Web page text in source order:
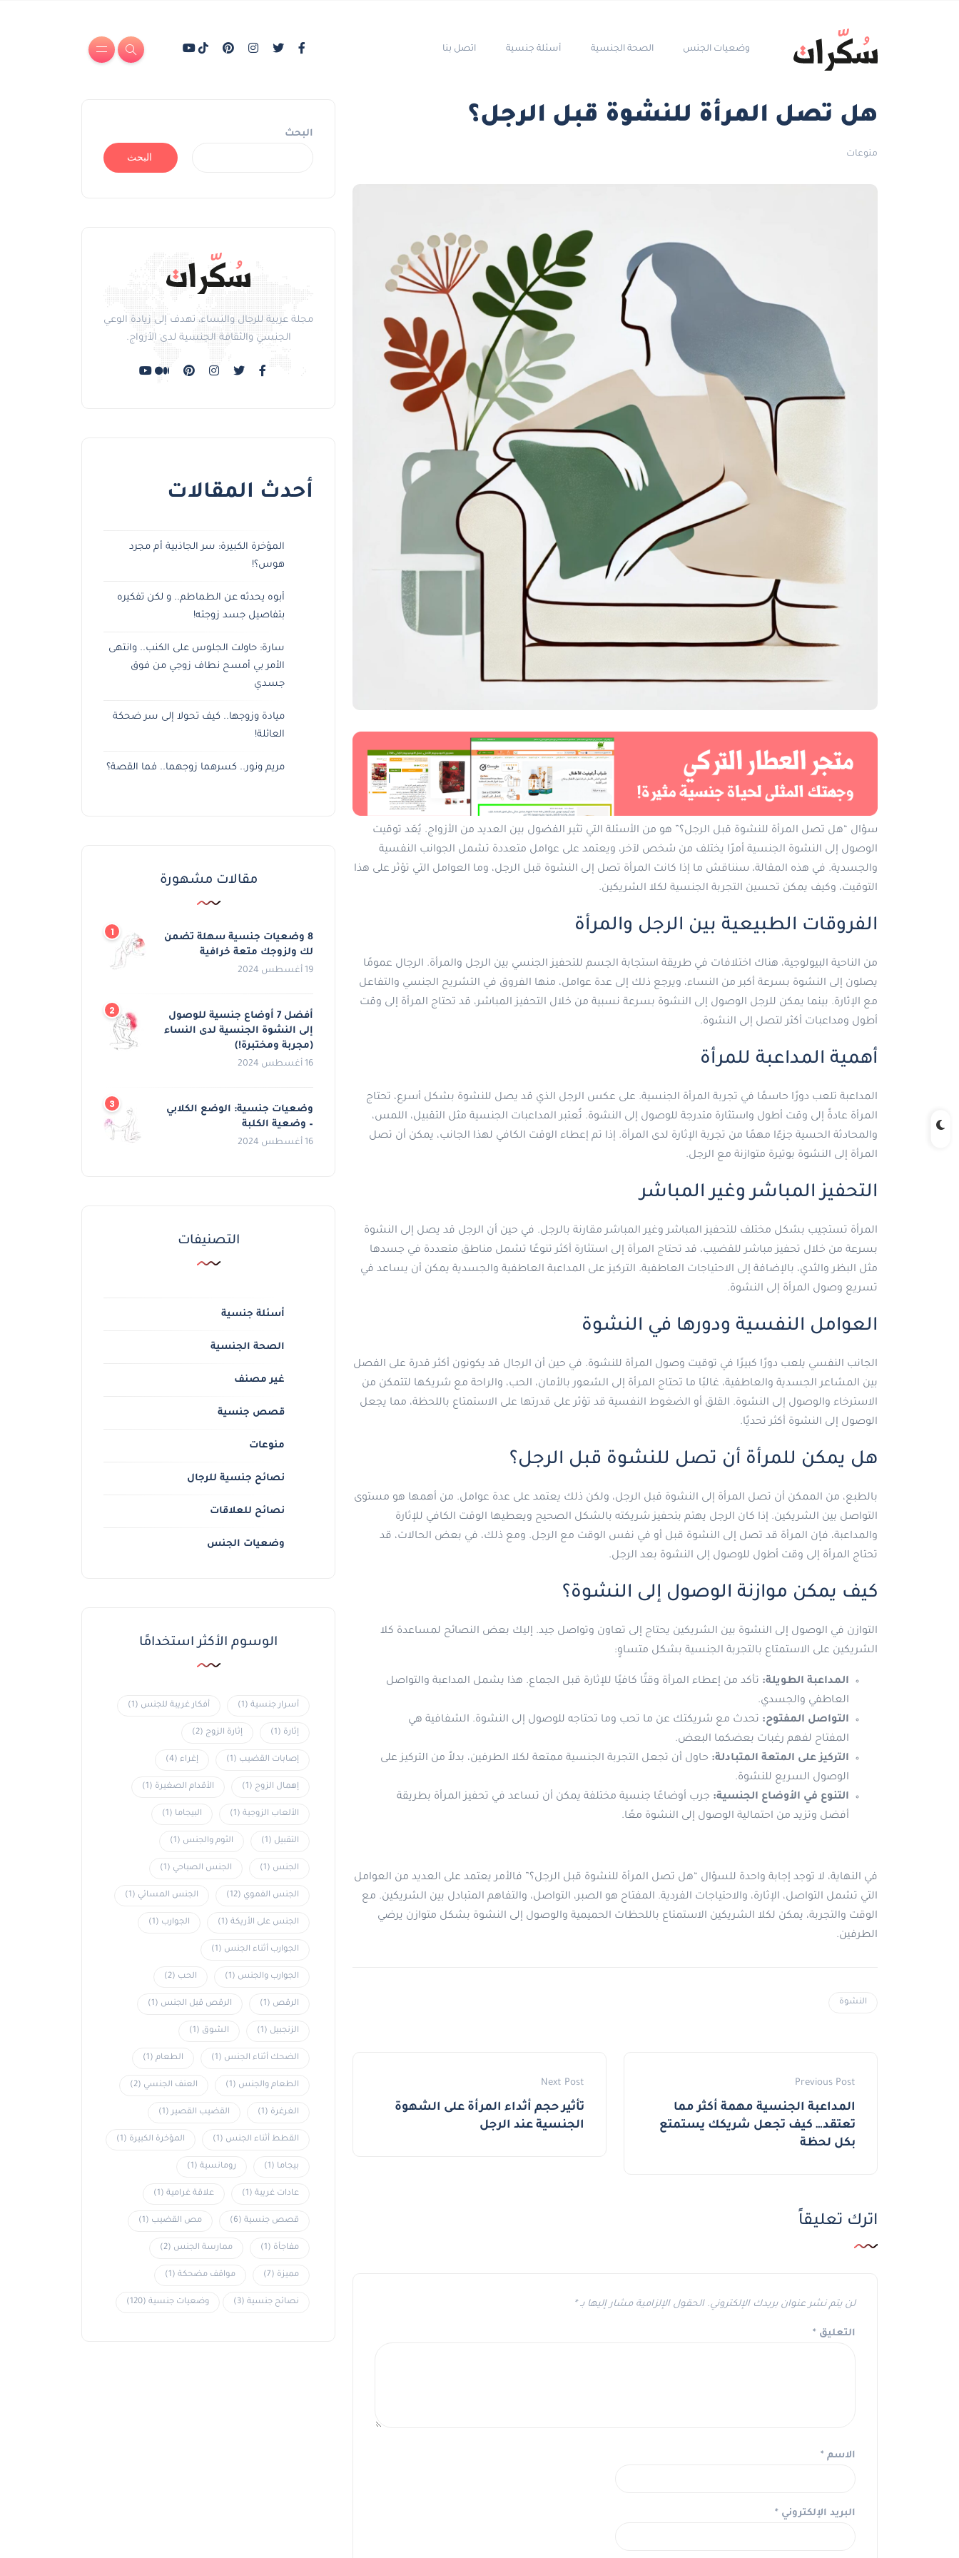
وضعيات الجنس الصحة الجنسية أسئلة جنسية اتصل بنا
هل تصل المرأة للنشوة قبل الرجل؟
منوعات
سؤال “هل تصل المرأة للنشوة قبل الرجل؟” هو من الأسئلة التي تثير الفضول بين العديد من الأزواج. يُعَد توقيت
الوصول إلى النشوة الجنسية أمرًا يختلف من شخص لآخر، ويعتمد على عوامل متعددة تشمل الجوانب النفسية
والجسدية. في هذه المقالة، سنناقش ما إذا كانت المرأة تصل إلى النشوة قبل الرجل، وما العوامل التي تؤثر على هذا
التوقيت، وكيف يمكن تحسين التجربة الجنسية لكلا الشريكين.
الفروقات الطبيعية بين الرجل والمرأة
من الناحية البيولوجية، هناك اختلافات في طريقة استجابة الجسم للتحفيز الجنسي بين الرجل والمرأة. الرجال عمومًا
يصلون إلى النشوة بسرعة أكبر من النساء، ويرجع ذلك إلى عدة عوامل، منها الفروق في التشريح الجنسي والتفاعل
مع الإثارة. بينما يمكن للرجل الوصول إلى النشوة بسرعة نسبية من خلال التحفيز المباشر، قد تحتاج المرأة إلى وقت
أطول ومداعبات أكثر لتصل إلى النشوة.
أهمية المداعبة للمرأة
المداعبة تلعب دورًا حاسمًا في تجربة المرأة الجنسية. على عكس الرجل الذي قد يصل للنشوة بشكل أسرع، تحتاج
المرأة عادةً إلى وقت أطول واستثارة متدرجة للوصول إلى النشوة. تُعتبر المداعبات الجنسية مثل التقبيل، اللمس،
والمحادثة الحسية جزءًا مهمًا من تجربة الإثارة لدى المرأة. إذا تم إعطاء الوقت الكافي لهذا الجانب، يمكن أن تصل
المرأة إلى النشوة بوتيرة متوازنة مع الرجل.
التحفيز المباشر وغير المباشر
المرأة تستجيب بشكل مختلف للتحفيز المباشر وغير المباشر مقارنة بالرجل. في حين أن الرجل قد يصل إلى النشوة
بسرعة من خلال تحفيز مباشر للقضيب، قد تحتاج المرأة إلى استثارة أكثر تنوعًا تشمل مناطق متعددة في جسدها
مثل البظر والثدي، بالإضافة إلى الاحتياجات العاطفية. التركيز على المداعبة العاطفية والجسدية يمكن أن يساعد في
تسريع وصول المرأة إلى النشوة.
العوامل النفسية ودورها في النشوة
الجانب النفسي يلعب دورًا كبيرًا في توقيت وصول المرأة للنشوة. في حين أن الرجال قد يكونون أكثر قدرة على الفصل
بين المشاعر الجسدية والعاطفية، غالبًا ما تحتاج المرأة إلى الشعور بالأمان، الحب، والراحة مع شريكها لتتمكن من
الاسترخاء والوصول إلى النشوة. القلق أو الضغوط النفسية قد تؤثر على قدرتها على الاستمتاع باللحظة، مما يجعل
الوصول إلى النشوة أكثر تحديًا.
هل يمكن للمرأة أن تصل للنشوة قبل الرجل؟
بالطبع، من الممكن أن تصل المرأة إلى النشوة قبل الرجل، ولكن ذلك يعتمد على عدة عوامل. من أهمها هو مستوى
التواصل بين الشريكين. إذا كان الرجل يهتم بتحفيز شريكته بالشكل الصحيح ويعطيها الوقت الكافي للإثارة
والمداعبة، فإن المرأة قد تصل إلى النشوة قبل أو في نفس الوقت مع الرجل. ومع ذلك، في بعض الحالات، قد
تحتاج المرأة إلى وقت أطول للوصول إلى النشوة بعد الرجل.
كيف يمكن موازنة الوصول إلى النشوة؟
التوازن في الوصول إلى النشوة بين الشريكين يحتاج إلى تعاون وتواصل جيد. إليك بعض النصائح لمساعدة كلا
الشريكين على الاستمتاع بالتجربة الجنسية بشكل متساوٍ:
المداعبة الطويلة: تأكد من إعطاء المرأة وقتًا كافيًا للإثارة قبل الجماع. هذا يشمل المداعبة والتواصل
العاطفي والجسدي.
التواصل المفتوح: تحدث مع شريكتك عن ما تحب وما تحتاجه للوصول إلى النشوة. الشفافية هي
المفتاح لفهم رغبات بعضكما البعض.
التركيز على المتعة المتبادلة: حاول أن تجعل التجربة الجنسية ممتعة لكلا الطرفين، بدلاً من التركيز على
الوصول السريع للنشوة.
التنوع في الأوضاع الجنسية: جرب أوضاعًا جنسية مختلفة يمكن أن تساعد في تحفيز المرأة بطريقة
أفضل وتزيد من احتمالية الوصول إلى النشوة معًا.
في النهاية، لا توجد إجابة واحدة للسؤال “هل تصل المرأة للنشوة قبل الرجل؟” فالأمر يعتمد على العديد من العوامل
التي تشمل التواصل، الإثارة، والاحتياجات الفردية. المفتاح هو الصبر، التواصل، والتفاهم المتبادل بين الشريكين. مع
الوقت والتجربة، يمكن لكلا الشريكين الاستمتاع باللحظات الحميمية والوصول إلى النشوة بشكل متوازن يرضي
الطرفين.
النشوة
Previous Post
المداعبة الجنسية مهمة أكثر مما
تعتقد… كيف تجعل شريكك يستمتع
بكل لحظة
Next Post
تأثير حجم أثداء المرأة على الشهوة
الجنسية عند الرجل
اترك تعليقاً
لن يتم نشر عنوان بريدك الإلكتروني. الحقول الإلزامية مشار إليها بـ*
التعليق *
الاسم *
البريد الإلكتروني *
البحث
البحث
مجلة عربية للرجال والنساء، تهدف إلى زيادة الوعي
الجنسي والثقافة الجنسية لدى الأزواج.
أحدث المقالات
المؤخرة الكبيرة: سر الجاذبية أم مجرد
هوس؟!
أبوه يحدثه عن الطماطم.. و لكن تفكيره
بتفاصيل جسد زوجته!
سارة: حاولت الجلوس على الكنب.. وانتهى
الأمر بي أمسح نطاف زوجي من فوق
جسدي
ميادة وزوجها.. كيف تحولا إلى سر ضحكة
العائلة!
مريم ونور.. كسرهما زوجهما.. فما القصة؟
مقالات مشهورة
8 وضعيات جنسية سهلة تضمن
لك ولزوجك متعة خرافية
19 أغسطس 2024
أفضل 7 أوضاع جنسية للوصول
إلى النشوة الجنسية لدى النساء
(مجربة ومختبرة!)
16 أغسطس 2024
وضعيات جنسية: الوضع الكلابي
– وضعية الكلبة
16 أغسطس 2024
التصنيفات
أسئلة جنسية
الصحة الجنسية
غير مصنف
قصص جنسية
منوعات
نصائح جنسية للرجال
نصائح للعلاقات
وضعيات الجنس
الوسوم الأكثر استخدامًا
أسرار جنسية (1) أفكار غريبة للجنس (1)
إثارة (1) إثارة الزوج (2)
إصابات القضيب (1) إغراء (4)
إهمال الزوج (1) الأقدام الصغيرة (1)
الألعاب الزوجية (1) البيجاما (1)
التقبيل (1) الثوم والجنس (1)
الجنس (1) الجنس الصباحي (1)
الجنس الفموي (12) الجنس المسائي (1)
الجنس على الأريكة (1) الجوارب (1)
الجوارب أثناء الجنس (1)
الجوارب والجنس (1) الحب (2)
الرقص (1) الرقص قبل الجنس (1)
الزنجبيل (1) الشوق (1)
الضحك أثناء الجنس (1) الطعام (1)
الطعام والجنس (1) العنف الجنسي (2)
الغرغرة (1) القضيب القصير(1)
القطط أثناء الجنس (1) المؤخرة الكبيرة (1)
بيجاما (1) رومانسية (1)
عادات غريبة (1) علاقة غرامية (1)
قصص جنسية (6) مص القضيب (1)
مفاجأة (1) ممارسة الجنس (2)
مميزة (7) مواقف مضحكة (1)
نصائح جنسية (3) وضعيات جنسية (120)